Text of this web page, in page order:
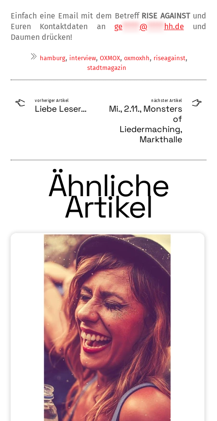
Einfach eine Email mit dem Betreff RISE AGAINSTund
Euren Kontaktdaten an ge @***** hh.de und
Daumen drücken!
hamburg, interview, OXMOX, oxmoxhh, riseagainst,
stadtmagazin
vorheriger Artikel
Liebe Leser…
nächster Artikel
Mi., 2.11., Monsters
of
Liedermaching,
Markthalle
Ähnliche
Artikel